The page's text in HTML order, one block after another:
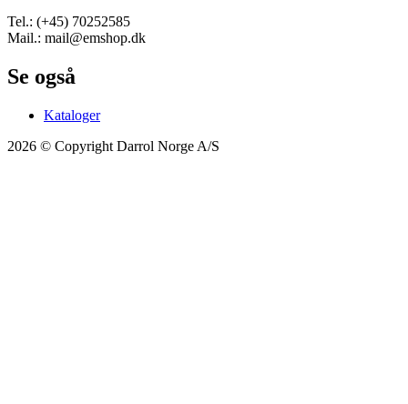
Tel.: (+45) 70252585
Mail.: mail@emshop.dk
Se også
Kataloger
2026 © Copyright Darrol Norge A/S